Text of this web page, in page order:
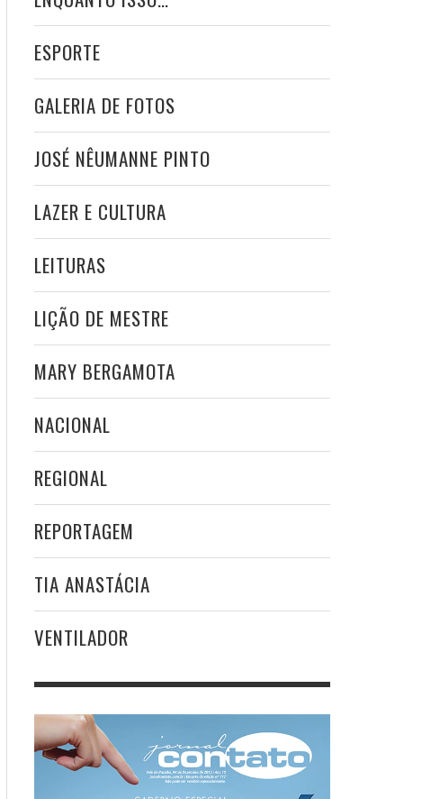
ESPORTE
GALERIA DE FOTOS
JOSÉ NÊUMANNE PINTO
LAZER E CULTURA
LEITURAS
LIÇÃO DE MESTRE
MARY BERGAMOTA
NACIONAL
REGIONAL
REPORTAGEM
TIA ANASTÁCIA
VENTILADOR